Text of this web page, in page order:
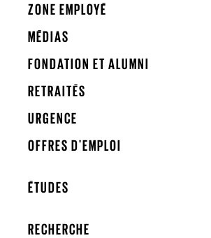
ZONE EMPLOYÉ
MÉDIAS
FONDATION ET ALUMNI
RETRAITÉS
URGENCE
OFFRES D'EMPLOI
ÉTUDES
RECHERCHE